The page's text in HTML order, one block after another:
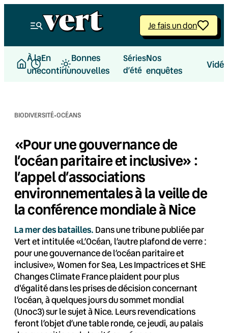
Je fais un don
À la
une
En
continu
Bonnes
nouvelles
Séries
d’été
Nos
enquêtes
BIODIVERSITÉ·OCÉANS
«Pour une gouvernance de
l’océan paritaire et inclusive» :
l’appel d’associations
environnementales à la veille de
la conférence mondiale à Nice
La mer des batailles. Dans une tribune publiée par
Vert et intitulée «L’Océan, l’autre plafond de verre :
pour une gouvernance de l’océan paritaire et
inclusive», Women for Sea, Les Impactrices et SHE
Changes Climate France plaident pour plus
d'égalité dans les prises de décision concernant
l’océan, à quelques jours du sommet mondial
(Unoc3) sur le sujet à Nice. Leurs revendications
feront l’objet d’une table ronde, ce jeudi, au palais